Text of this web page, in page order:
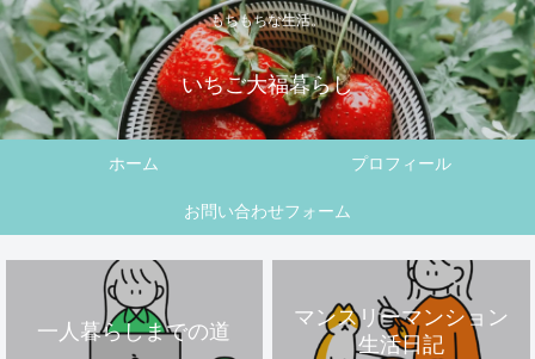
もちもちな生活。
いちご大福暮らし
ホーム プロフィール
お問い合わせフォーム
一人暮らしまでの道
マンスリーマンション
生活日記